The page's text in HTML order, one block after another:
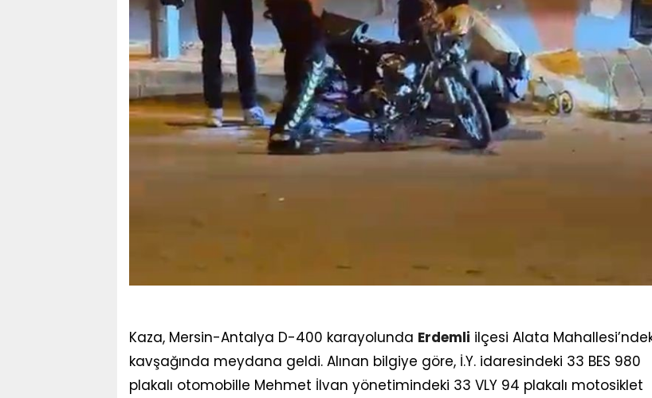
Kaza, Mersin-Antalya D-400 karayolunda Erdemli ilçesi Alata
kavşağında meydana geldi. Alınan bilgiye göre, İ.Y. idaresindeki 33 BES 980
plakalı otomobille Mehmet İlvan yönetimindeki 33 VLY 94 plakalı motosiklet